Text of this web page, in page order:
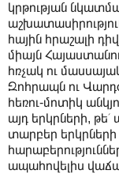
կրթության
հային հրաշալի
միայն
հռչակ ու
Զոհրապն ու
հեռու-մոտիկ
այդ երկրների,
տարբեր
ապահովելիս